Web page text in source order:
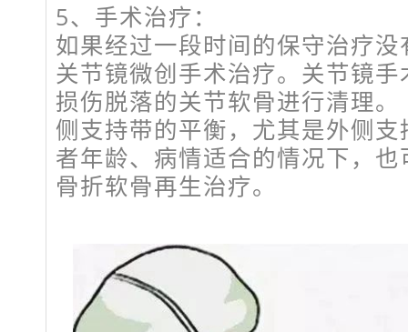
5、手术治疗：
如果经过一段时间的保守治疗
关节镜微创手术治疗。关节镜
损伤脱落的关节软骨进行清理
侧支持带的平衡，尤其是外侧
者年龄、病情适合的情况下，
骨折软骨再生治疗。